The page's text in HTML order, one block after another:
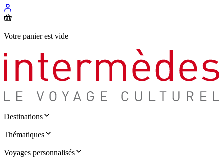
Votre panier est vide
Destinations
Thématiques
Voyages personnalisés